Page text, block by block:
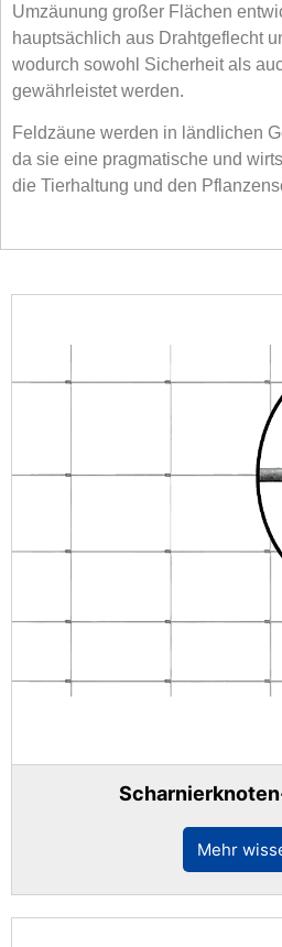
Umzäunung großer Flächen
hauptsächlich aus Drahtgeflecht
wodurch sowohl Sicherheit als
gewährleistet werden.
Feldzäune werden in ländlichen
da sie eine pragmatische und
die Tierhaltung und den
Mehr